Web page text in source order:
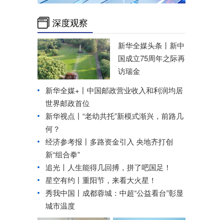
深度观察
新华全媒头条丨 新中
国成立75周年之际再
访瑞金
新华全媒+丨 中国邮政营业收入和利润均居
世界邮政首位
新华视点丨 “老幼共托”新模式渐兴，前路几
何？
经济参考报丨 多路资金引入 央地齐打创
新“组合拳”
追光丨
人生能得几回搏，拼了吧国足！
星空有约丨 重阳节，来看大火星！
秀我中国丨
成都蓉城：中超“公益看台”彰显
城市温度